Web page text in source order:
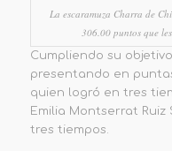
La escaramuza Charra de
306.00 puntos que
Cumpliendo su
presentando en
quien logró en tres
Emilia Montserrat Ruiz
tres tiempos.